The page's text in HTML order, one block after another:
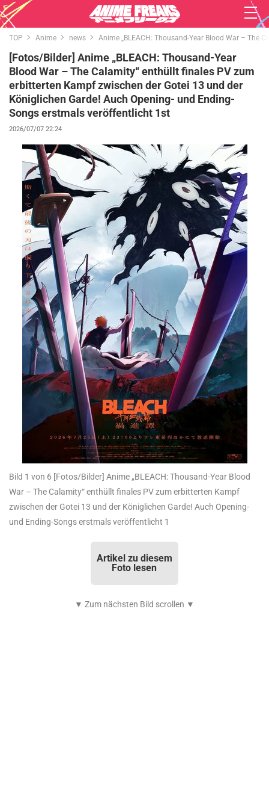
TOP Anime news Anime „BLEACH: Thousand-Year Blood War – The
[Fotos/Bilder] Anime „BLEACH: Thousand-Year
Blood War – The Calamity“ enthüllt finales PV zum
erbitterten Kampf zwischen der Gotei 13 und der
Königlichen Garde! Auch Opening- und Ending-
Songs erstmals veröffentlicht 1st
2026/07/07 22:24
Bild 1 von 6 [Fotos/Bilder] Anime „BLEACH: Thousand-Year Blood
War – The Calamity“ enthüllt finales PV zum erbitterten Kampf
zwischen der Gotei 13 und der Königlichen Garde! Auch Opening-
und Ending-Songs erstmals veröffentlicht 1
Artikel zu diesem
Foto lesen
▼ Zum nächsten Bild scrollen ▼